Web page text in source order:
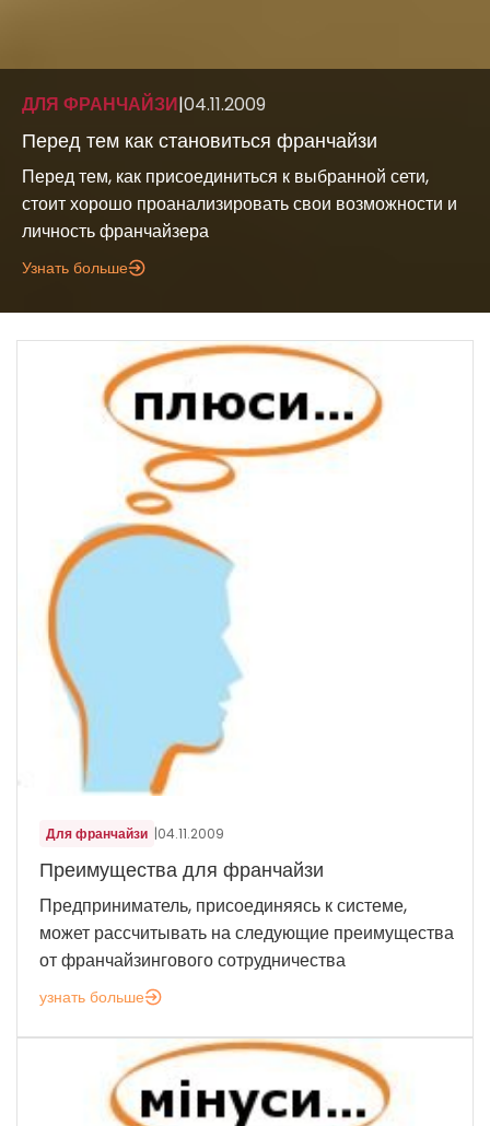
ДЛЯ ФРАНЧАЙЗИ|04.11.2009
Перед тем как становиться франчайзи
Перед тем, как присоединиться к выбранной сети,
стоит хорошо проанализировать свои возможности и
личность франчайзера
Узнать больше
Для франчайзи |04.11.2009
Преимущества для франчайзи
Предприниматель, присоединяясь к системе,
может рассчитывать на следующие преимущества
от франчайзингового сотрудничества
узнать больше